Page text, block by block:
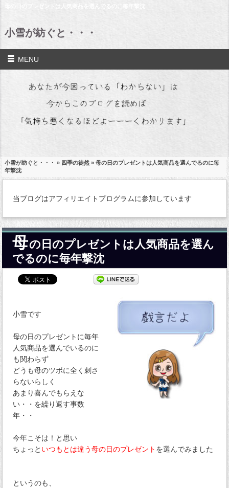
小雪が紡ぐと・・・
MENU
小雪が紡ぐと・・・ » 四季の徒然» 母の日のプレゼントは人気商品を選んでるのに毎
年撃沈
当ブログはアフィリエイトプログラムに参加しています
母の日のプレゼントは人気商品を選ん
でるのに毎年撃沈
小雪です
母の日のプレゼントに毎年
人気商品を選んでいるのに
も関わらず
どうも母のツボに全く刺さ
らないらしく
あまり喜んでもらえな
い・・を繰り返す事数
年・・
今年こそは！と思い
ちょっと いつもとは違う母の日のプレゼント を選んでみました
というのも、